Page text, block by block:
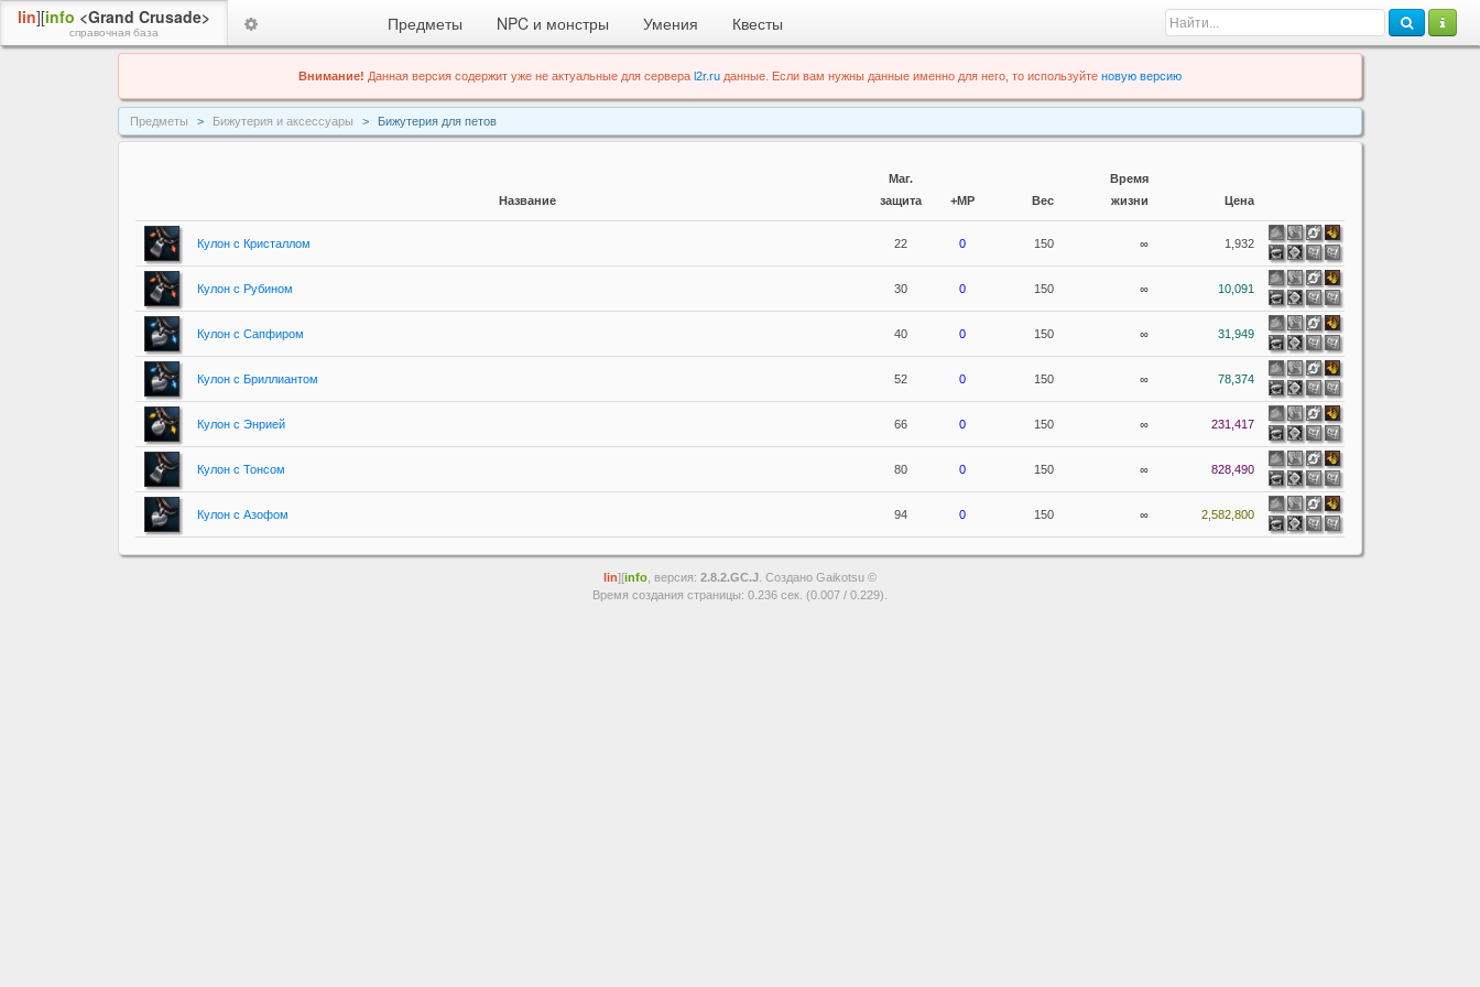
lin][info <Grand Crusade>
справочная база Предметы NPC и монстры Умения Квесты
Внимание! Данная версия содержит уже не актуальные для сервера l2r.ru данные. Если вам нужны данные именно для него, то используйте новую версию
Предметы Бижутерия и аксессуары Бижутерия для петов
Название
Маг.
защита
+MP Вес
Время
жизни
Цена
Кулон с Кристаллом 22 0 150 ∞ 1,932
Кулон с Рубином 30 0 150 ∞ 10,091
Кулон с Сапфиром 40 0 150 ∞ 31,949
Кулон с Бриллиантом 52 0 150 ∞ 78,374
Кулон с Энрией 66 0 150 ∞ 231,417
Кулон с Тонсом 80 0 150 ∞ 828,490
Кулон с Азофом 94 0 150 ∞ 2,582,800
lin][info , версия: 2.8.2.GC.J . Создано Gaikotsu ©
Время создания страницы: 0.236 сек. (0.007 / 0.229).